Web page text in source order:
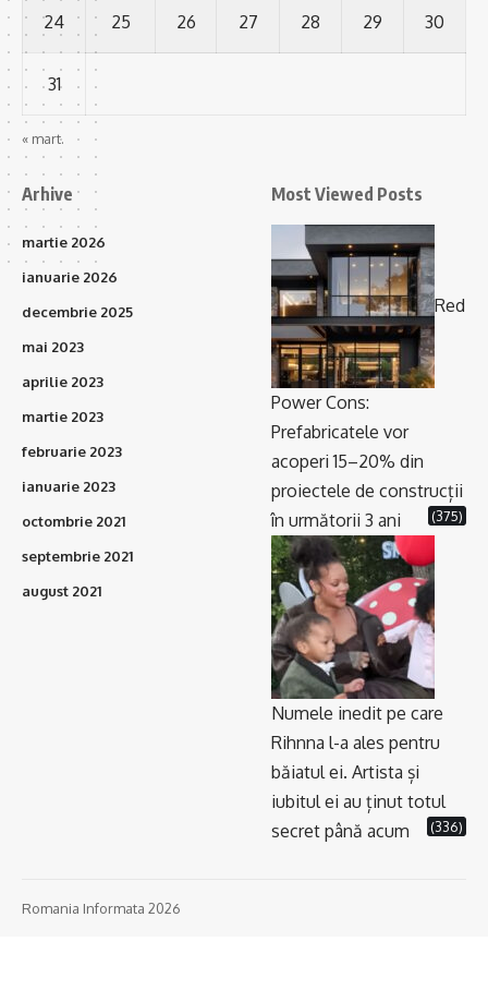
24 25 26 27 28 29 30
31
« mart.
Arhive
martie 2026
ianuarie 2026
decembrie 2025
mai 2023
aprilie 2023
martie 2023
februarie 2023
ianuarie 2023
octombrie 2021
septembrie 2021
august 2021
Most Viewed Posts
Red
Power Cons:
Prefabricatele vor
acoperi 15–20% din
proiectele de construcții
în următorii 3 ani
(375)
Numele inedit pe care
Rihnna l-a ales pentru
băiatul ei. Artista și
iubitul ei au ținut totul
secret până acum
(336)
Romania Informata 2026